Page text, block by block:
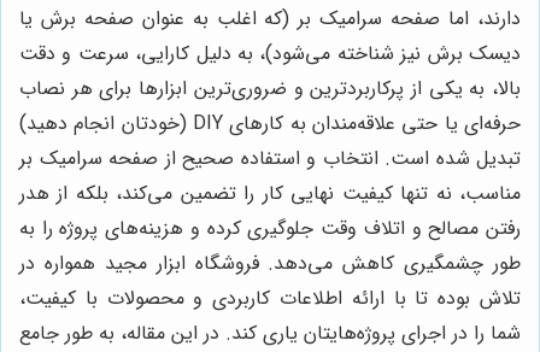
دارند، اما صفحه سرامیک بر (که اغلب به عنوان صفحه برش یا
دیسک برش نیز شناخته می‌شود)، به دلیل کارایی، سرعت و دقت
بالا، به یکی از پرکاربردترین و ضروری‌ترین ابزارها برای هر نصاب
حرفه‌ای یا حتی علاقه‌مندان به کارهای DIY (خودتان انجام دهید)
تبدیل شده است. انتخاب و استفاده صحیح از صفحه سرامیک بر
مناسب، نه تنها کیفیت نهایی کار را تضمین می‌کند، بلکه از هدر
رفتن مصالح و اتلاف وقت جلوگیری کرده و هزینه‌های پروژه را به
طور چشمگیری کاهش می‌دهد. فروشگاه ابزار مجید همواره در
تلاش بوده تا با ارائه اطلاعات کاربردی و محصولات با کیفیت،
شما را در اجرای پروژه‌هایتان یاری کند. در این مقاله، به طور جامع